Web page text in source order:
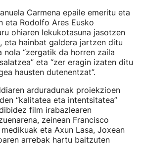
Carmena epaile emeritu eta
eta Rodolfo Ares Eusko
ohiaren lekukotasuna jasotzen
eta hainbat galdera jartzen ditu
nola “zergatik da horren zaila
eta “zer eragin izaten ditu
hausten dutenentzat”.
arduradunak proiekzioen
“kalitatea eta intentsitatea”
film irabazlearen
zeinean Francisco
eta Axun Lasa, Joxean
arrebak hartu baitzuten